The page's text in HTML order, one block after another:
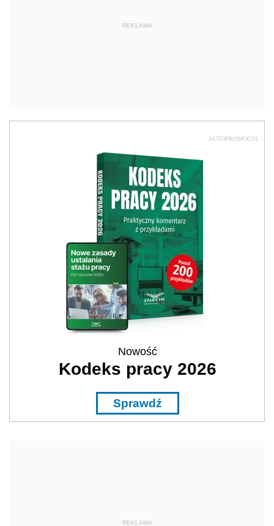
REKLAMA
AUTOPROMOCJA
Nowość
Kodeks pracy 2026
Sprawdź
REKLAMA